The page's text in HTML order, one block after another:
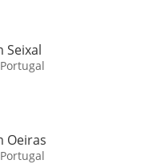
Seixal
Oeiras